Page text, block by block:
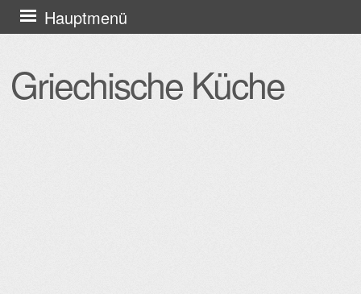
Griechische Küche
Hauptmenü
Zum
Inhalt